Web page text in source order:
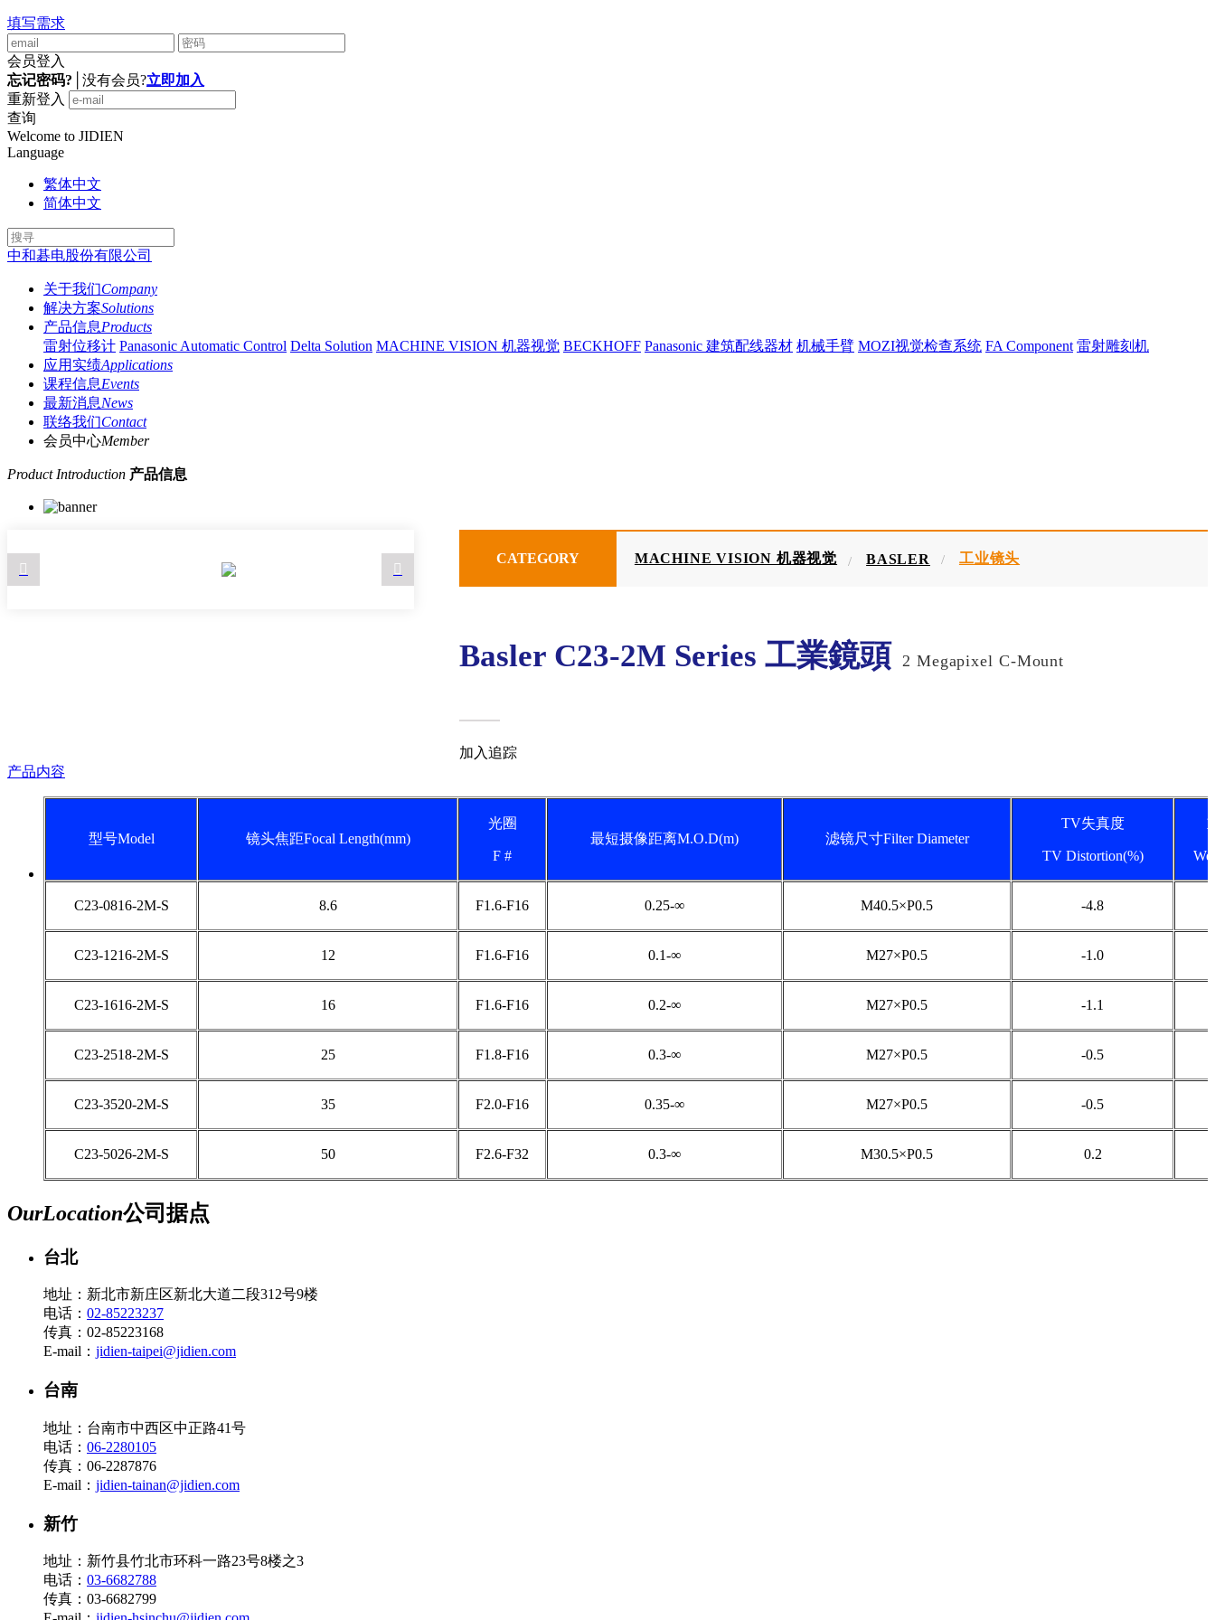
填写需求
会员登入
忘记密码?
没有会员?立即加入
重新登入
查询
Welcome to JIDIEN
Language
繁体中文
简体中文
中和碁电股份有限公司
关于我们Company
解决方案Solutions
产品信息Products
雷射位移计 Panasonic Automatic Control Delta Solution MACHINE VISION 机器视觉 BECKHOFF Panasonic 建筑配线器材 机械手臂 MOZI视觉检查系统 FA Component 雷射雕刻机
应用实绩Applications
课程信息Events
最新消息News
联络我们Contact
会员中心Member
Product Introduction 产品信息
CATEGORY MACHINE VISION 机器视觉 BASLER 工业镜头
Basler C23-2M Series 工業鏡頭 2 Megapixel C-Mount
加入追踪
产品内容
型号Model 镜头焦距Focal Length(mm)
光圈
F #
最短摄像距离M.O.D(m) 滤镜尺寸Filter Diameter
TV失真度
TV Distortion(%)
C23-0816-2M-S 8.6 F1.6-F16 0.25-∞ M40.5×P0.5 -4.8
C23-1216-2M-S 12 F1.6-F16 0.1-∞ M27×P0.5 -1.0
C23-1616-2M-S 16 F1.6-F16 0.2-∞ M27×P0.5 -1.1
C23-2518-2M-S 25 F1.8-F16 0.3-∞ M27×P0.5 -0.5
C23-3520-2M-S 35 F2.0-F16 0.35-∞ M27×P0.5 -0.5
C23-5026-2M-S 50 F2.6-F32 0.3-∞ M30.5×P0.5 0.2
OurLocation公司据点
台北
地址：新北市新庄区新北大道二段312号9楼
电话： 02-85223237
传真：02-85223168
E-mail： jidien-taipei@jidien.com
台南
地址：台南市中西区中正路41号
电话： 06-2280105
传真：06-2287876
E-mail： jidien-tainan@jidien.com
新竹
地址：新竹县竹北市环科一路23号8楼之3
电话： 03-6682788
传真：03-6682799